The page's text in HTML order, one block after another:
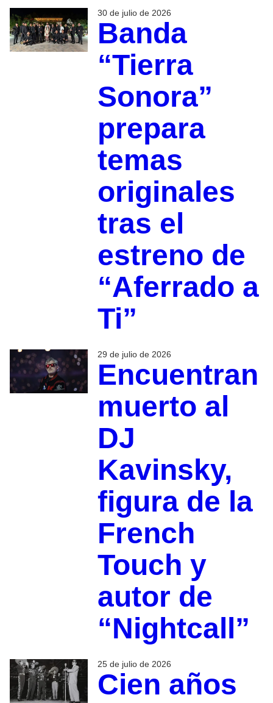
30 de julio de 2026
Banda
“Tierra
Sonora”
prepara
temas
originales
tras el
estreno de
“Aferrado a
Ti”
29 de julio de 2026
Encuentran
muerto al
DJ
Kavinsky,
figura de la
French
Touch y
autor de
“Nightcall”
25 de julio de 2026
Cien años